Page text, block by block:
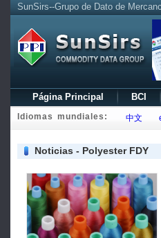
SunSirs--Grupo de Dato de
Página Principal BCI
Idiomas mundiales: 中文
Noticias - Polyester FDY